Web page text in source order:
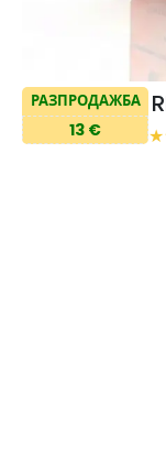
РАЗПРОДАЖБА
13 €